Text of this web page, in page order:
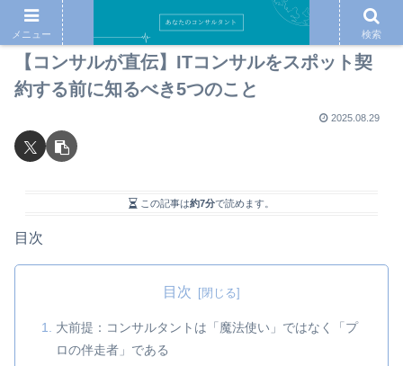
【コンサルが直伝】ITコンサルをスポット契
約する前に知るべき5つのこと
2025.08.29
この記事は約7分で読めます。
目次
目次
大前提：コンサルタントは「魔法使い」ではなく「プ
ロの伴走者」である
メニュー 検索